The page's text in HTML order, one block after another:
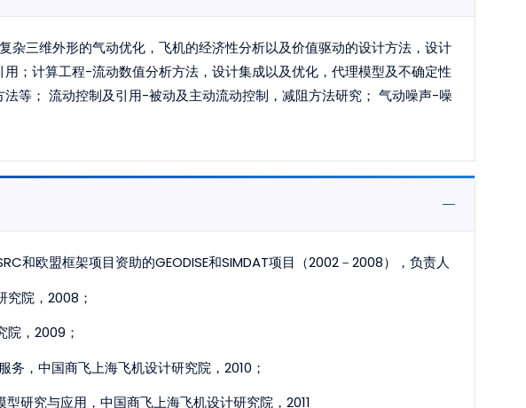
杂三维外形的气动优化，飞机的经济性分析以及价值驱动的设计方法，设计
；计算工程-流动数值分析方法，设计集成以及优化，代理模型及不确定性
等； 流动控制及引用-被动及主动流动控制，减阻方法研究； 气动噪声-噪
和欧盟框架项目资助的GEODISE和SIMDAT项目（2002－2008），负责人
究院，2008；
院，2009；
，中国商飞上海飞机设计研究院，2010；
研究与应用，中国商飞上海飞机设计研究院，2011